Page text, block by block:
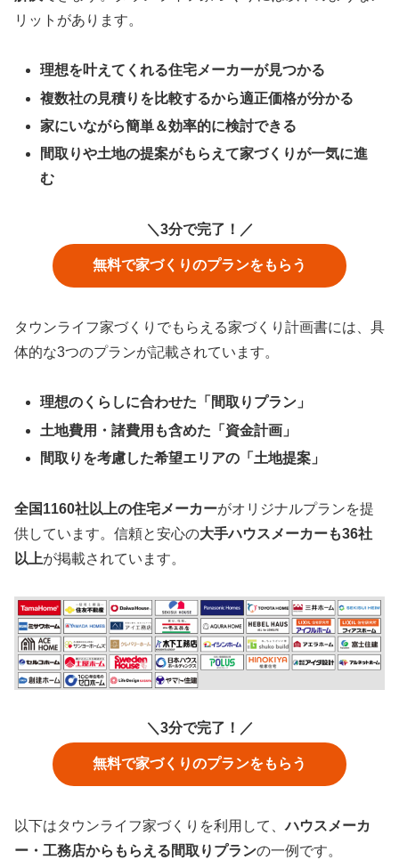
リットがあります。
理想を叶えてくれる住宅メーカーが見つかる
複数社の見積りを比較するから適正価格が分かる
家にいながら簡単＆効率的に検討できる
間取りや土地の提案がもらえて家づくりが一気に進
む
＼3分で完了！／
無料で家づくりのプランをもらう
タウンライフ家づくりでもらえる家づくり計画書には、具
体的な3つのプランが記載されています。
理想のくらしに合わせた「間取りプラン」
土地費用・諸費用も含めた「資金計画」
間取りを考慮した希望エリアの「土地提案」
全国1160社以上の住宅メーカーがオリジナルプランを提
供しています。信頼と安心の大手ハウスメーカーも36社
以上が掲載されています。
＼3分で完了！／
無料で家づくりのプランをもらう
以下はタウンライフ家づくりを利用して、ハウスメーカ
ー・工務店からもらえる間取りプランの一例です。